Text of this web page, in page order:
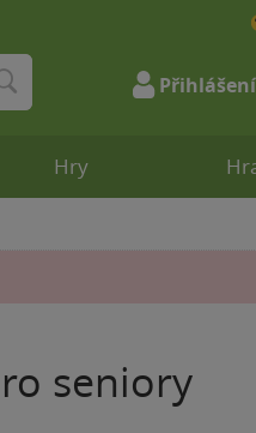
seniory
Hry
Přihlášení